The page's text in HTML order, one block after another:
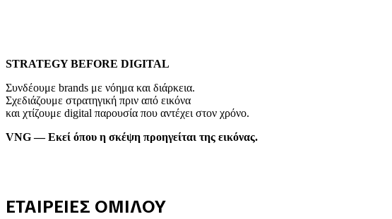
STRATEGY BEFORE DIGITAL
Συνδέουμε brands με νόημα και διάρκεια.
Σχεδιάζουμε στρατηγική πριν από εικόνα
και χτίζουμε digital παρουσία που αντέχει στον χρόνο.
VNG — Εκεί όπου η σκέψη προηγείται της εικόνας.
ΕΤΑΙΡΕΙΕΣ ΟΜΙΛΟΥ